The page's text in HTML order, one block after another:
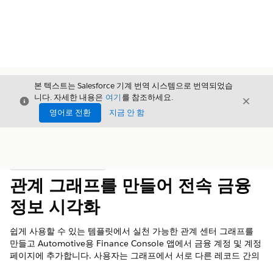
닫기
본 텍스트는 Salesforce 기계 번역 시스템으로 번역되었습
니다. 자세한 내용은 여기 를 참조하세요.
영어로 전환
지금 안 함
닫기
관계 그래프를 만들어 전속 금융
정보 시각화
쉽게 사용할 수 있는 템플릿에서 실천 가능한 관계 센터 그래프를
만들고 Automotive용 Finance Console 앱에서 금융 계정 및 계정
페이지에 추가합니다. 사용자는 그래프에서 서로 다른 레코드 간의